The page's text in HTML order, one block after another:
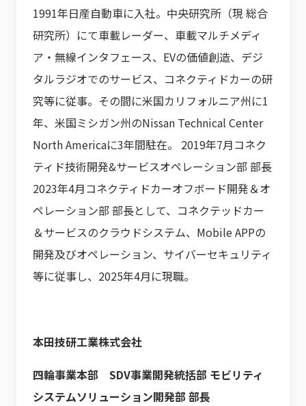
1991年日産自動車に入社。中央研究所（現 総合
研究所）にて車載レーダー、車載マルチメディ
ア・無線インタフェース、EVの価値創造、デジ
タルラジオでのサービス、コネクティドカーの研
究等に従事。その間に米国カリフォルニア州に1
年、米国ミシガン州のNissan Technical Center
North Americaに3年間駐在。 2019年7月コネク
ティド技術開発&サービスオペレーション部 部長
2023年4月コネクティドカーオフボード開発＆オ
ペレーション部 部長として、コネクテッドカー
＆サービスのクラウドシステム、Mobile APPの
開発及びオペレーション、サイバーセキュリティ
等に従事し、2025年4月に現職。
本田技研工業株式会社
四輪事業本部 SDV事業開発統括部 モビリティ
システムソリューション開発部 部長